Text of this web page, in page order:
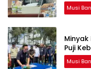
Musi
Puji
Musi